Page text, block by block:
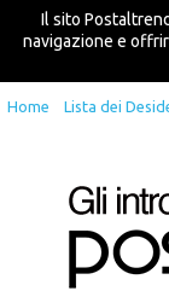
Il sito
navigazione e
Home Lista dei